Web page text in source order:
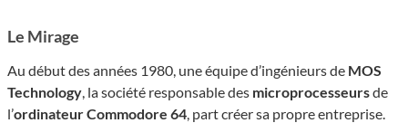
Le Mirage
Au début des années 1980, une équipe d’ingénieurs de MOS
Technology, la société responsable des microprocesseursde
l’ordinateur Commodore 64, part créer sa propre entreprise.